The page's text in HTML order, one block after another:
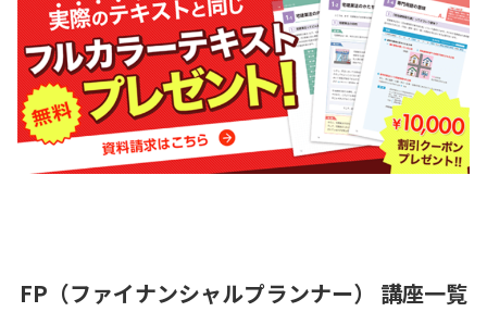
FP（ファイナンシャルプランナー） 講座一覧